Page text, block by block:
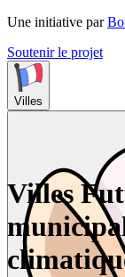
Une initiative par
Soutenir le projet
Villes
Villes